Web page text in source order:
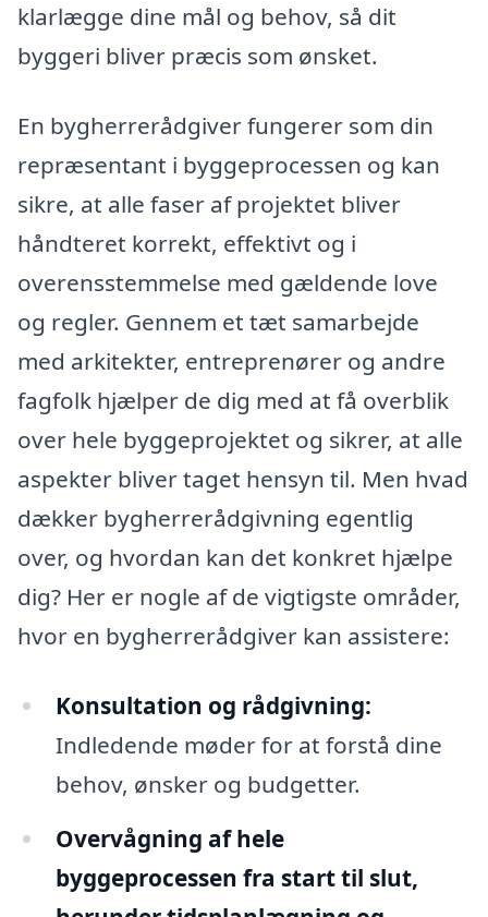
klarlægge dine mål og behov, så dit
byggeri bliver præcis som ønsket.
En bygherrerådgiver fungerer som din
repræsentant i byggeprocessen og kan
sikre, at alle faser af projektet bliver
håndteret korrekt, effektivt og i
overensstemmelse med gældende love
og regler. Gennem et tæt samarbejde
med arkitekter, entreprenører og andre
fagfolk hjælper de dig med at få overblik
over hele byggeprojektet og sikrer, at alle
aspekter bliver taget hensyn til. Men hvad
dækker bygherrerådgivning egentlig
over, og hvordan kan det konkret hjælpe
dig? Her er nogle af de vigtigste områder,
hvor en bygherrerådgiver kan assistere:
Konsultation og rådgivning:
Indledende møder for at forstå dine
behov, ønsker og budgetter.
Overvågning af hele
byggeprocessen fra start til slut,